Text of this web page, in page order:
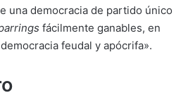
una democracia de partido único
fácilmente ganables, en
feudal y apócrifa».